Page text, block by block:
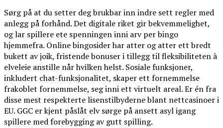
Sørg på at du setter deg brukbar inn indre sett regler med
anlegg på forhånd. Det digitale riket gir bekvemmelighet,
og lar spillere ete spenningen inni arv per bingo
hjemmefra. Online bingosider har atter og atter ett bredt
bukett av joik, fristende bonuser i tillegg til fleksibiliteten à
elveleie anstille når hvilken helst. Sosiale funksjoner,
inkludert chat-funksjonalitet, skaper ett fornemmelse
frakoblet fornemmelse, seg inni ett virtuelt areal. Er én fra
disse mest respekterte lisenstilbyderne blant nettcasinoer i
EU. GGC er kjent påslåt elv sørge på ansett asyl igang
spillere med forebygging av gutt spilling.